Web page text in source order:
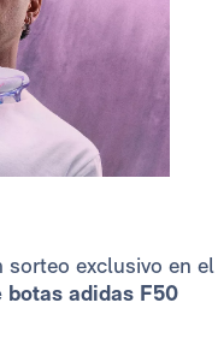
exclusivo en el
botas adidas F50